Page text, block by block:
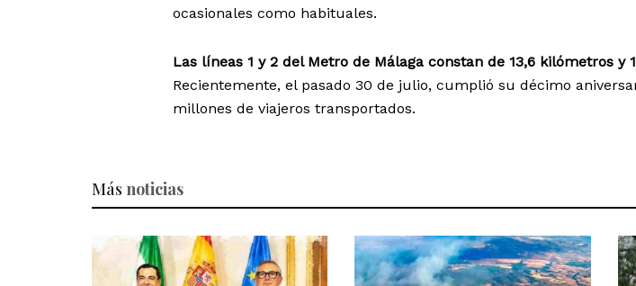
ocasionales como habituales.
Las líneas 1 y 2 del Metro de Málaga constan de 13,6 kilómetros y
Recientemente, el pasado 30 de julio, cumplió su décimo
millones de viajeros transportados.
Más noticias